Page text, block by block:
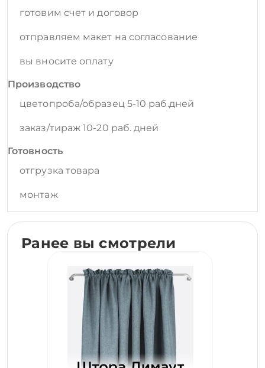
готовим счет и договор
отправляем макет на согласование
вы вносите оплату
Производство
цветопроба/образец 5-10 раб.дней
заказ/тираж 10-20 раб. дней
Готовность
отгрузка товара
монтаж
Ранее вы смотрели